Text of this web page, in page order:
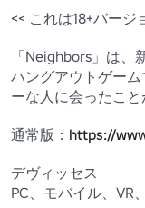
<< これは18+バージ
「Neighbors」は
ハングアウトゲー
ーな人に会ったこと
通常版： https://
デヴィッセス
PC、モバイル、VR